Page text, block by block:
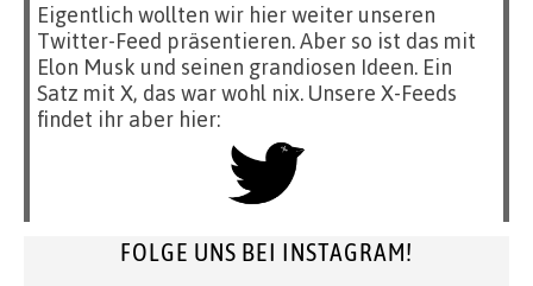
Eigentlich wollten wir hier weiter unseren
Twitter-Feed präsentieren. Aber so ist das mit
Elon Musk und seinen grandiosen Ideen. Ein
Satz mit X, das war wohl nix. Unsere X-Feeds
findet ihr aber hier:
FOLGE UNS BEI INSTAGRAM!